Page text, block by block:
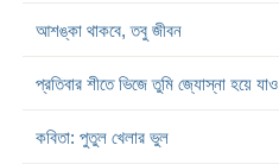
আশঙ্কা থাকবে, তবু জীবন
প্রতিবার শীতে ভিজে তুমি জ্যোস্না হয়ে যাও
কবিতা: পুতুল খেলার ভুল